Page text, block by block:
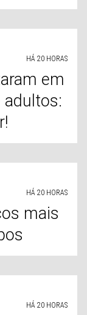
HÁ 20 HORAS
em
adultos:
HÁ 20 HORAS
mais
HÁ 20 HORAS